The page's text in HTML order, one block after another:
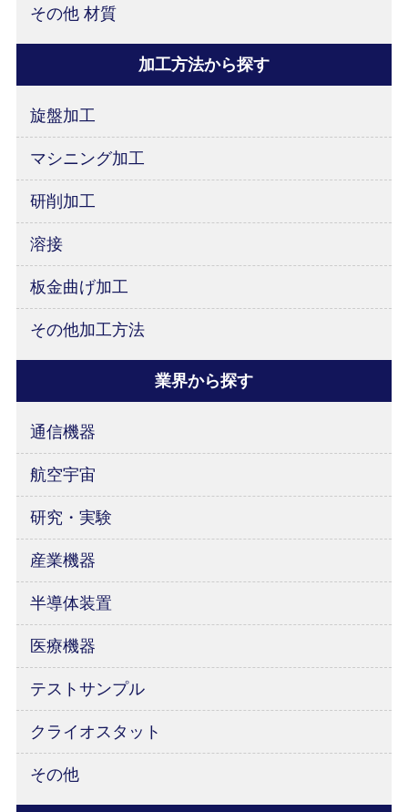
その他 材質
加工方法から探す
旋盤加工
マシニング加工
研削加工
溶接
板金曲げ加工
その他加工方法
業界から探す
通信機器
航空宇宙
研究・実験
産業機器
半導体装置
医療機器
テストサンプル
クライオスタット
その他